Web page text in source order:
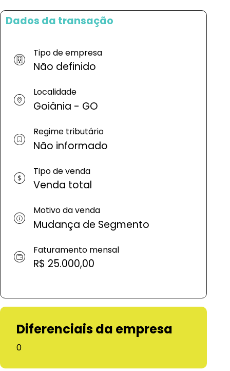
Dados da transação
Tipo de empresa
Não definido
Localidade
Goiânia - GO
Regime tributário
Não informado
Tipo de venda
Venda total
Motivo da venda
Mudança de Segmento
Faturamento mensal
R$ 25.000,00
Diferenciais da empresa
0